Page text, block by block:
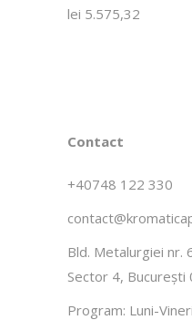
lei 5.575,32
Contact
+40748 122 330
Bld. Metalurgiei nr.
Sector 4, București
Program: Luni-